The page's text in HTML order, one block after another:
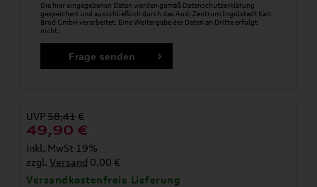
Die hier eingegebenen Daten werden gemäß Datenschutzerklärung
gespeichert und ausschließlich durch das Audi Zentrum Ingolstadt Karl
Brod GmbH verarbeitet. Eine Weitergabe der Daten an Dritte erfolgt
nicht.
UVP58,41 €
49,90 €
inkl. MwSt 19%
zzgl.Versand 0,00 €
Versandkostenfreie Lieferung